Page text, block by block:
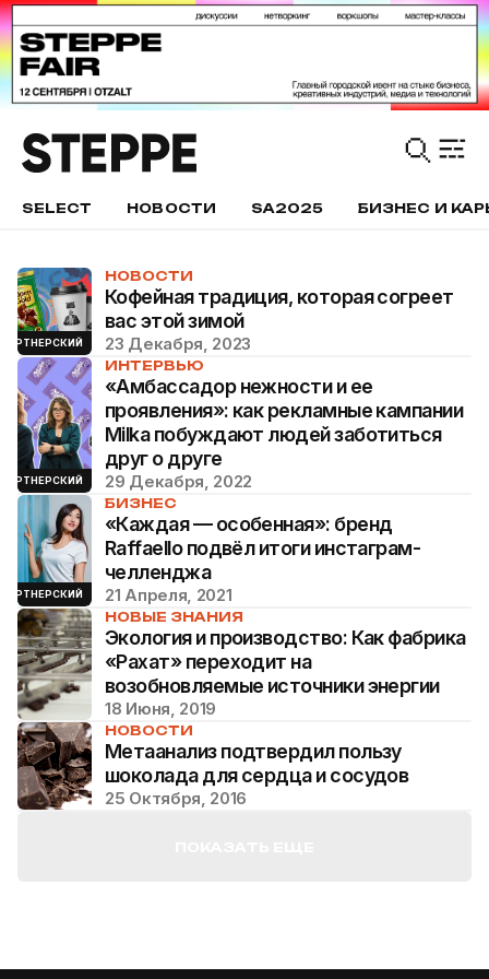
SELECT НОВОСТИ SA2025 БИЗНЕС И
ПАРТНЕРСКИЙ
НОВОСТИ
Кофейная традиция, которая согреет
вас этой зимой
23 Декабря, 2023
ПАРТНЕРСКИЙ
ИНТЕРВЬЮ
«Амбассадор нежности и ее
проявления»: как рекламные кампании
Milka побуждают людей заботиться
друг о друге
29 Декабря, 2022
ПАРТНЕРСКИЙ
БИЗНЕС
«Каждая — особенная»: бренд
Raffaello подвёл итоги инстаграм-
челленджа
21 Апреля, 2021
НОВЫЕ ЗНАНИЯ
Экология и производство: Как фабрика
«Рахат» переходит на
возобновляемые источники энергии
18 Июня, 2019
НОВОСТИ
Метаанализ подтвердил пользу
шоколада для сердца и сосудов
25 Октября, 2016